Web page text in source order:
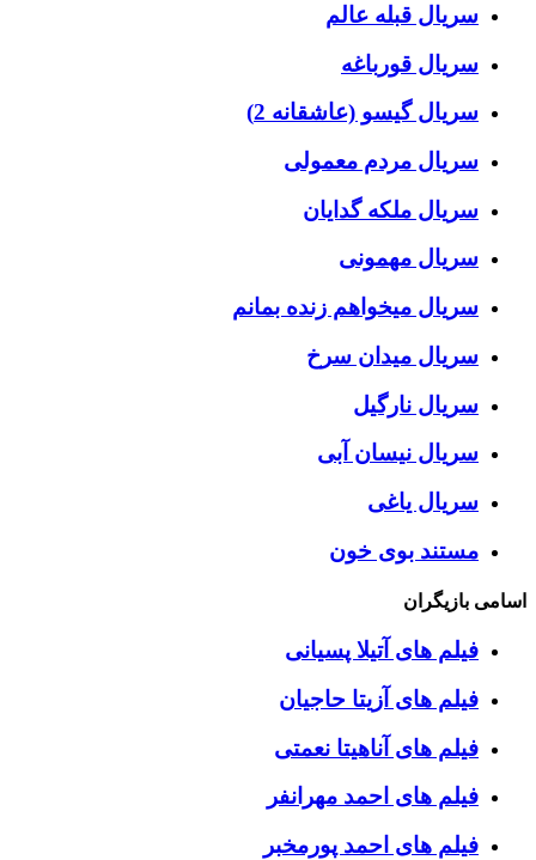
سریال قبله عالم
سریال قورباغه
سریال گیسو (عاشقانه 2)
سریال مردم معمولی
سریال ملکه گدایان
سریال مهمونی
سریال میخواهم زنده بمانم
سریال میدان سرخ
سریال نارگیل
سریال نیسان آبی
سریال یاغی
مستند بوی خون
اسامی بازیگران
فیلم های آتیلا پسیانی
فیلم های آزیتا حاجیان
فیلم های آناهیتا نعمتی
فیلم های احمد مهرانفر
فیلم های احمد پورمخبر